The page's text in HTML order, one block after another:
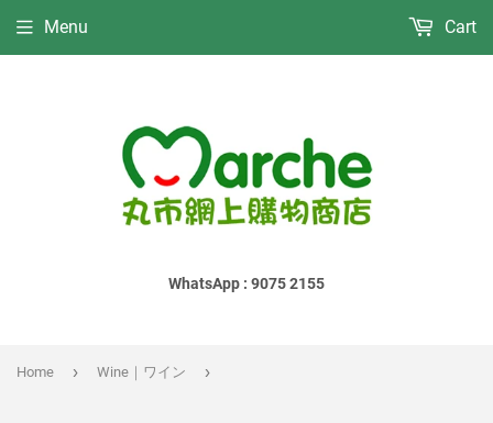
WhatsApp : 9075 2155
Menu Cart
Home › Wine｜ワイン ›